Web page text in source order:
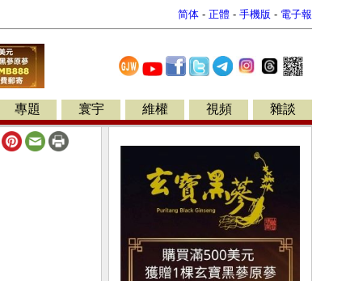
简体 - 正體 - 手機版 - 電子報
專題 寰宇 維權 視頻 雜談